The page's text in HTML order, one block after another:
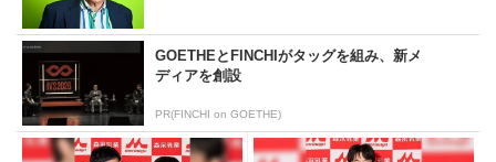
GOETHEとFINCHIがタッグを組み、新メ
ディアを創設
PR(FINCHI on GOETHE)